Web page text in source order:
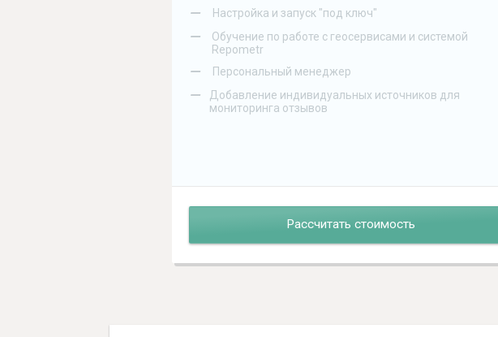
– Настройка и запуск "под ключ"
–
Обучение по работе с геосервисами и системой
Repometr
– Персональный менеджер
–
Добавление индивидуальных источников для
мониторинга отзывов
Рассчитать стоимость